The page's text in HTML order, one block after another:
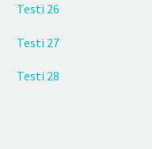
Testi 26
Testi 27
Testi 28